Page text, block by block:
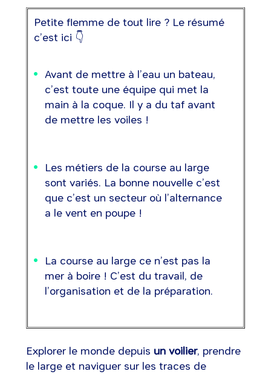
Petite flemme de tout lire ? Le résumé
c’est ici 👇
Avant de mettre à l’eau un bateau,
c’est toute une équipe qui met la
main à la coque. Il y a du taf avant
de mettre les voiles !
Les métiers de la course au large
sont variés. La bonne nouvelle c’est
que c’est un secteur où l’alternance
a le vent en poupe !
La course au large ce n’est pas la
mer à boire ! C’est du travail, de
l’organisation et de la préparation.
Explorer le monde depuis un voilier, prendre
le large et naviguer sur les traces de